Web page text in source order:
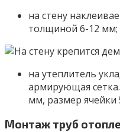
на стену
толщиной 6-12 мм;
на утеплитель
армирующая
мм, размер ячейки
Монтаж труб